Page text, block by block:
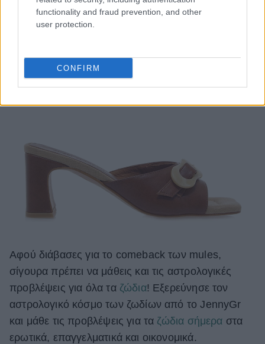
functionality and fraud prevention, and other
user protection.
CONFIRM
Αφού διάβασες για το comeback των mules,
σίγουρα πρέπει να μάθεις και τις αστρολογικές
προβλέψεις για όλα τα ζώδια! Εξερεύνησε τον
αστρολογικό κόσμο των ζωδίων από το JennyGr
και μάθε τις προβλέψεις για τα ζώδια σήμερα στα
ερωτικά, επαγγελματικά και οικονομικά.